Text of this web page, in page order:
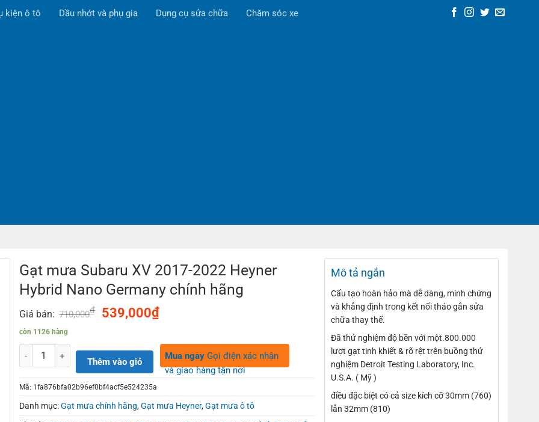
kiện ô tô Dầu nhớt và phụ gia Dụng cụ sửa chữa Chăm sóc xe
Gạt mưa Subaru XV 2017-2022 Heyner
Hybrid Nano Germany chính hãng
Giá bán: 710,000₫
Original
710,000₫.
539,000₫Current
539,000₫.
còn 1126 hàng
Số lượng
Thêm vào giỏ
Mua ngay Gọi điện xác nhận
và giao hàng tận nơi
Mã: 1fa876bfa02b96ef0bf4acf5e524235a
Danh mục:Gạt mưa chính hãng,Gạt mưa Heyner,Gạt mưa ô tô
Mô tả ngắn
Cấu tạo hoàn hảo mà dễ dàng, minh chứng
và khẳng định trong kết nối tháo gắn sửa
chữa thay thế.
Đã thử nghiệm độ bền với một.800.000
lượt gạt tinh khiết & rõ rệt trên buồng thử
nghiệm Detroit Testing Laboratory, Inc.
U.S.A. ( Mỹ )
điều đặc biệt có cả size kích cỡ 30mm (760)
lẫn 32mm (810)